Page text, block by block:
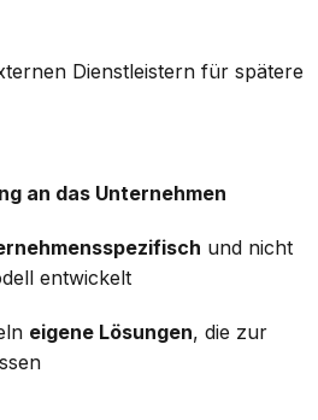
Dienstleistern für spätere
an das Unternehmen
und nicht
entwickelt
eigene Lösungen, die zur